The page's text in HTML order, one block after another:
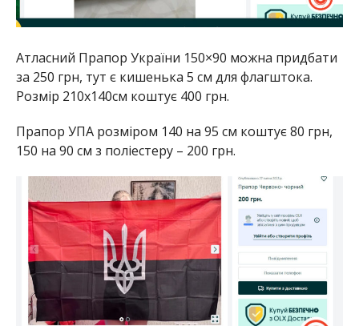
Атласний Прапор України 150×90 можна придбати
за 250 грн, тут є кишенька 5 см для флагштока.
Розмір 210х140см коштує 400 грн.
Прапор УПА розміром 140 на 95 см коштує 80 грн,
150 на 90 см з поліестеру – 200 грн.